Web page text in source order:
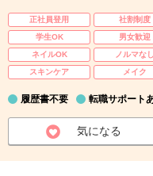
正社員登用 社割制度
学生OK
男女歓迎
ネイルOK
ノルマなし
スキンケア
メイク
履歴書不要 転職サポート
気になる